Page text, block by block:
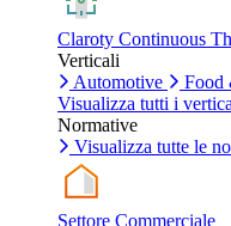
Claroty Continuous
Verticali
Automotive
Food
Visualizza tutti i
Normative
Visualizza tutte le
Settore Commerciale